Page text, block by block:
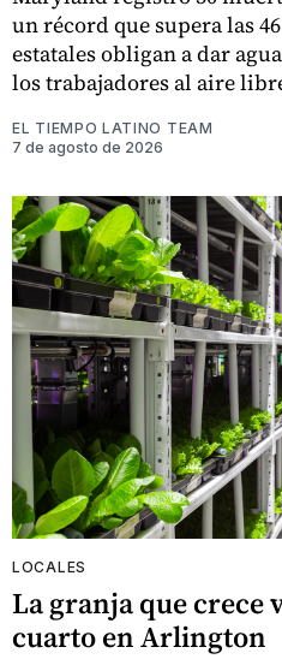
un récord que supera las
estatales obligan a dar
los trabajadores al aire
EL TIEMPO LATINO TEAM
7 de agosto de 2026
LOCALES
La granja que crece
cuarto en Arlington